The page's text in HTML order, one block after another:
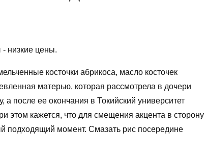
низкие цены.
косточки абрикоса, масло косточек
матерью, которая рассмотрела в дочери
после ее окончания в Токийский университет
этом кажется, что для смещения акцента в сторону
подходящий момент. Смазать рис посередине